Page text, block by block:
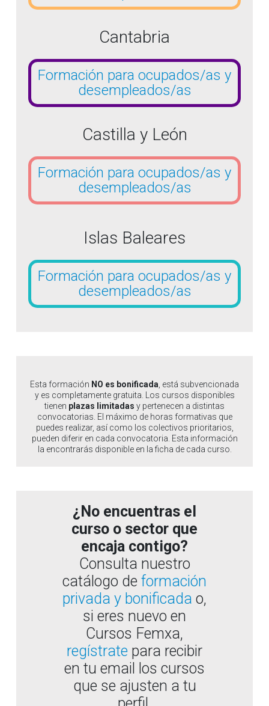
Cantabria
Formación para ocupados/as y
desempleados/as
Castilla y León
Formación para ocupados/as y
desempleados/as
Islas Baleares
Formación para ocupados/as y
desempleados/as
Esta formación NO es bonificada , está subvencionada
y es completamente gratuita. Los cursos disponibles
tienen plazas limitadas y pertenecen a distintas
convocatorias. El máximo de horas formativas que
puedes realizar, así como los colectivos prioritarios,
pueden diferir en cada convocatoria. Esta información
la encontrarás disponible en la ficha de cada curso.
¿No encuentras el
curso o sector que
encaja contigo?
Consulta nuestro
catálogo de formación
privada y bonificada o,
si eres nuevo en
Cursos Femxa,
regístrate para recibir
en tu email los cursos
que se ajusten a tu